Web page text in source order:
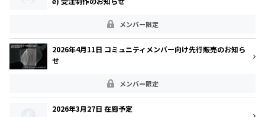
メンバー限定
2026年4月11日 コミュニティメンバー向け先行販売のお知ら
せ
メンバー限定
2026年3月27日 在廊予定